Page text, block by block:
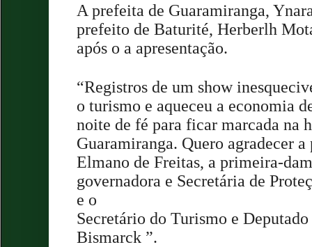
A prefeita de Guaramiranga,
prefeito de Baturité, Herberlh
após o a apresentação.
“Registros de um show
o turismo e aqueceu a economia
noite de fé para ficar marcada na
Guaramiranga. Quero agradecer
Elmano de Freitas, a primeira-
governadora e Secretária de
e o
Secretário do Turismo e
Bismarck ”.